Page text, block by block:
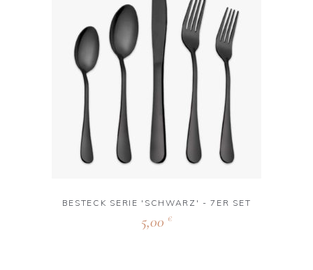
BESTECK SERIE 'SCHWARZ' - 7ER SET
5,00 €